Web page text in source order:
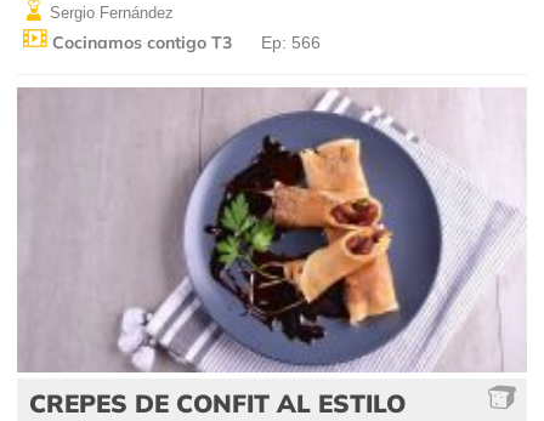
Sergio Fernández
Cocinamos contigo T3 Ep: 566
CREPES DE CONFIT AL ESTILO